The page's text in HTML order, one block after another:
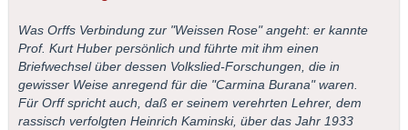
Was Orffs Verbindung zur "Weissen Rose" angeht: er kannte
Prof. Kurt Huber persönlich und führte mit ihm einen
Briefwechsel über dessen Volkslied-Forschungen, die in
gewisser Weise anregend für die "Carmina Burana" waren.
Für Orff spricht auch, daß er seinem verehrten Lehrer, dem
rassisch verfolgten Heinrich Kaminski, über das Jahr 1933